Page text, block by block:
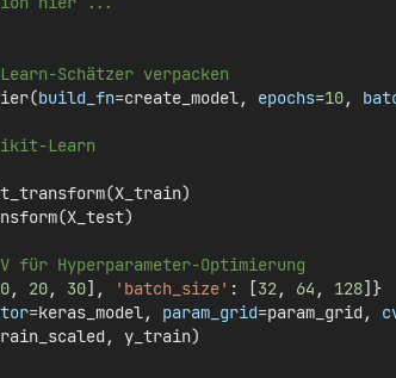
Schätzer verpacken
build_fn=create_model, epochs=10,
Learn
für Hyperparameter-Optimierung
, 20, 30], 'batch_size' : [32, 64 , 128]}
=keras_model, param_grid=param_grid,
y_train)